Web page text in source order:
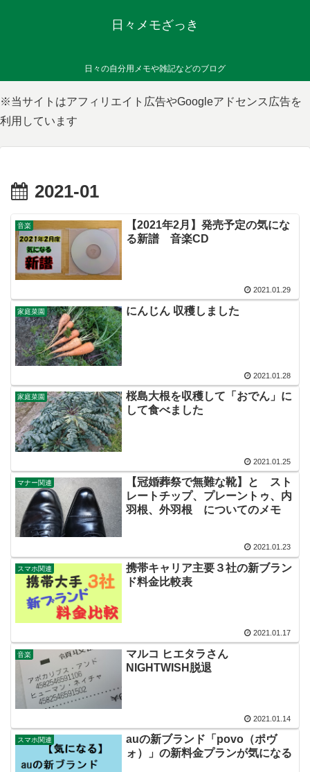
日々メモざっき
日々の自分用メモや雑記などのブログ
※当サイトはアフィリエイト広告やGoogleアドセンス広告を
利用しています
2021-01
音楽
【2021年2月】発売予定の気にな
る新譜 音楽CD
2021.01.29
家庭菜園 にんじん 収穫しました
2021.01.28
家庭菜園
桜島大根を収穫して「おでん」に
して食べました
2021.01.25
マナー関連
【冠婚葬祭で無難な靴】と スト
レートチップ、プレーントゥ、内
羽根、外羽根 についてのメモ
2021.01.23
スマホ関連
携帯キャリア主要３社の新ブラン
ド料金比較表
2021.01.17
音楽
マルコ ヒエタラさん
NIGHTWISH脱退
2021.01.14
スマホ関連
auの新ブランド「povo（ポヴ
ォ）」の新料金プランが気になる